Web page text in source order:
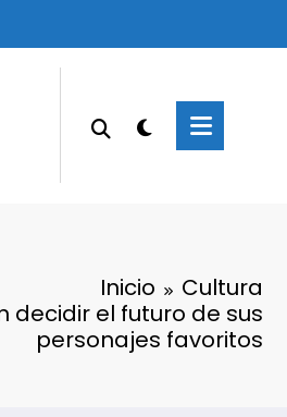
Inicio
Cultura
decidir el futuro de sus
personajes favoritos